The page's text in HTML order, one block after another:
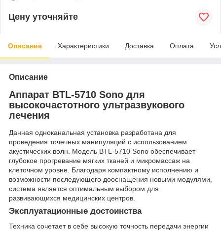
Цену уточняйте
Описание Характеристики Доставка Оплата
Описание
Аппарат BTL-5710 Sono для
высокочастотного ультразвукового
лечения
Данная одноканальная установка разработана для
проведения точечных манипуляций с использованием
акустических волн. Модель BTL-5710 Sono обеспечивает
глубокое прогревание мягких тканей и микромассаж на
клеточном уровне. Благодаря компактному исполнению и
возможности последующего дооснащения новыми модулями,
система является оптимальным выбором для
развивающихся медицинских центров.
Эксплуатационные достоинства
Техника сочетает в себе высокую точность передачи энергии